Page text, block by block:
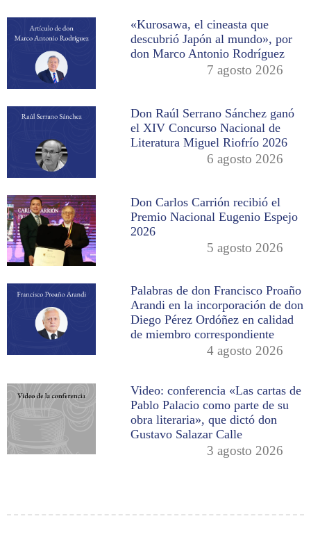
«Kurosawa, el cineasta que
descubrió Japón al mundo», por
don Marco Antonio Rodríguez
7 agosto 2026
Don Raúl Serrano Sánchez ganó
el XIV Concurso Nacional de
Literatura Miguel Riofrío 2026
6 agosto 2026
Don Carlos Carrión recibió el
Premio Nacional Eugenio Espejo
2026
5 agosto 2026
Palabras de don Francisco Proaño
Arandi en la incorporación de don
Diego Pérez Ordóñez en calidad
de miembro correspondiente
4 agosto 2026
Video: conferencia «Las cartas de
Pablo Palacio como parte de su
obra literaria», que dictó don
Gustavo Salazar Calle
3 agosto 2026